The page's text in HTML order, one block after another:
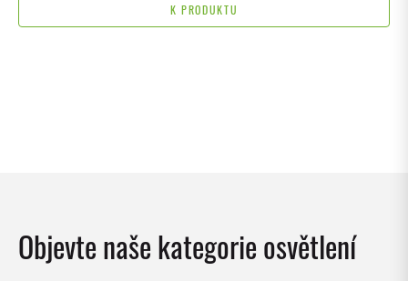
K PRODUKTU
Objevte naše kategorie osvětlení